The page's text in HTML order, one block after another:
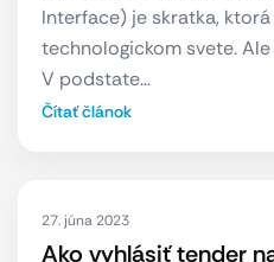
Interface) je skratka,
technologickom svete.
V podstate…
Čítať článok
27. júna 2023
Ako vyhlásiť tender